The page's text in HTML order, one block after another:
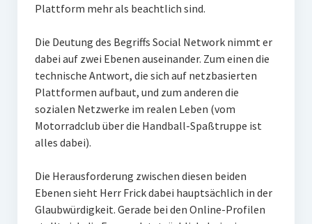
Klimaneutrales Tanken
Zukunft der Bildung
Vom Trend zur Tonne
Plattform mehr als beachtlich sind.
Die Deutung des Begriffs Social Network nimmt er
dabei auf zwei Ebenen auseinander. Zum einen die
technische Antwort, die sich auf netzbasierten
Plattformen aufbaut, und zum anderen die
sozialen Netzwerke im realen Leben (vom
Motorradclub über die Handball-Spaßtruppe ist
alles dabei).
Die Herausforderung zwischen diesen beiden
Ebenen sieht Herr Frick dabei hauptsächlich in der
Glaubwürdigkeit. Gerade bei den Online-Profilen